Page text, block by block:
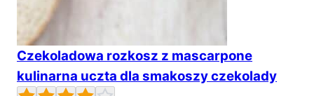
Czekoladowa rozkosz z mascarpone
kulinarna uczta dla smakoszy czekolady